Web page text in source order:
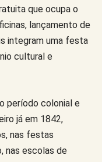
que ocupa o
lançamento de
integram uma festa
cultural e
período colonial e
já em 1842,
nas festas
nas escolas de